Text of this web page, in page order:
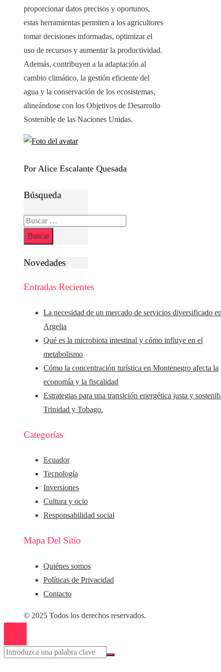
proporcionar datos precisos y oportunos,
estas herramientas permiten a los agricultores
tomar decisiones informadas, optimizar el
uso de recursos y aumentar la productividad.
Además, contribuyen a la adaptación al
cambio climático, la gestión eficiente del
agua y la conservación de los ecosistemas,
alineándose con los Objetivos de Desarrollo
Sostenible de las Naciones Unidas.
Por Alice Escalante Quesada
Búsqueda
Buscar:
Novedades
Entradas Recientes
La necesidad de un mercado de servicios diversificado
Argelia
Qué es la microbiota intestinal y cómo influye en el
metabolismo
Cómo la concentración turística en Montenegro afecta la
economía y la fiscalidad
Estrategias para una transición energética justa y
Trinidad y Tobago.
Categorías
Ecuador
Tecnología
Inversiones
Cultura y ocio
Responsabilidad social
Mapa Del Sitio
Quiénes somos
Políticas de Privacidad
Contacto
© 2025 Todos los derechos reservados.